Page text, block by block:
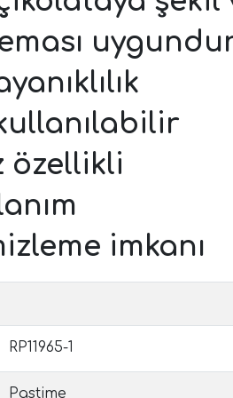
özellikli
imkanı
RP11965-1
Pastime